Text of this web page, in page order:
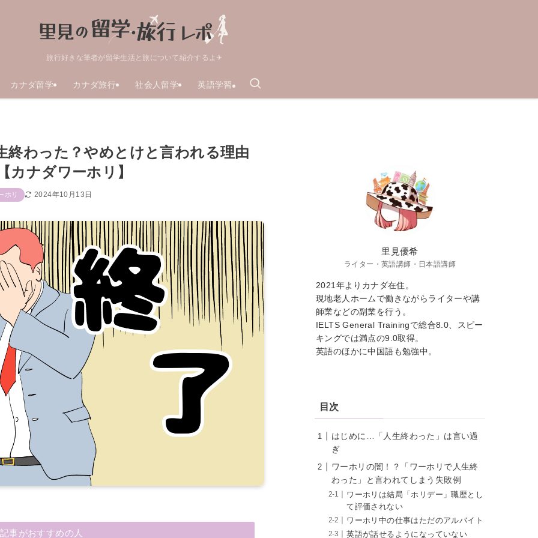
旅行好きな筆者が留学生活と旅について紹介するよ✈
カナダ留学 カナダ旅行 社会人留学 英語学習
終わった？やめとけと言われる理由
カナダワーホリ】
ホリ 2024年10月13日
事がおすすめの人
里見優希
ライター・英語講師・日本語講師
2021年よりカナダ在住。
現地老人ホームで働きながらライターや講
師業などの副業を行う。
IELTS General Trainingで総合8.0、スピー
キングでは満点の9.0取得。
英語のほかに中国語も勉強中。
目次
はじめに…「人生終わった」は言い過
ぎ
ワーホリの闇！？「ワーホリで人生終
わった」と言われてしまう失敗例
ワーホリは結局「ホリデー」職歴とし
て評価されない
ワーホリ中の仕事はただのアルバイト
英語が話せるようになっていない